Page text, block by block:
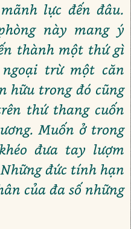
lực đến đâu.
này mang ý
thành một thứ gì
trừ một căn
hữu trong đó cũng
thứ thang cuốn
Muốn ở trong
đưa tay lượm
đức tính hạn
của đa số những